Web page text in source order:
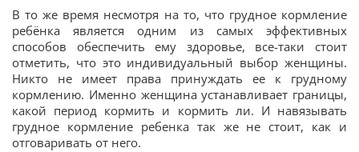
В то же время несмотря на то, что грудное кормление
ребёнка является одним из самых эффективных
способов обеспечить ему здоровье, все-таки стоит
отметить, что это индивидуальный выбор женщины.
Никто не имеет права принуждать ее к грудному
кормлению. Именно женщина устанавливает границы,
какой период кормить и кормить ли. И навязывать
грудное кормление ребенка так же не стоит, как и
отговаривать от него.